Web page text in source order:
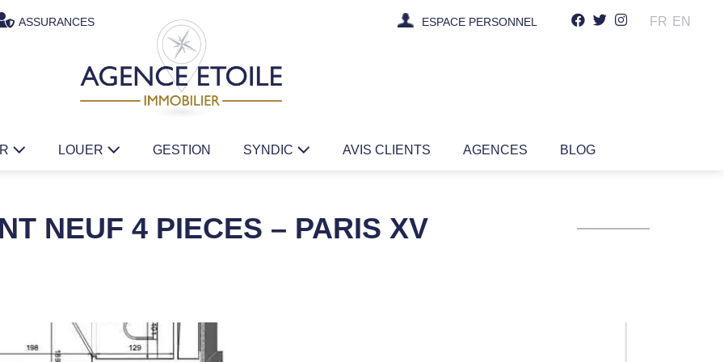
ASSURANCES ESPACE PERSONNEL FR EN
LOUER GESTION SYNDIC AVIS CLIENTS AGENCES BLOG
NEUF 4 PIECES – PARIS XV